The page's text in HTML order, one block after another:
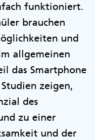
funktioniert.
brauchen
und
allgemeinen
das Smartphone
zeigen,
des
zu einer
und der